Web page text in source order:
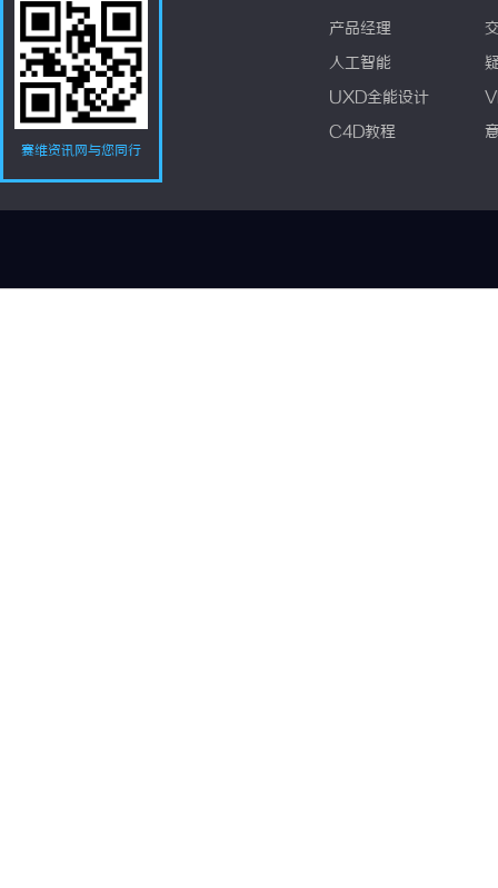
赛维资讯网与您同行
产品经理
人工智能
UXD全能设计
C4D教程